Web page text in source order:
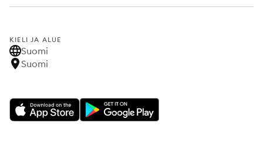
KIELI JA ALUE
Suomi
Suomi